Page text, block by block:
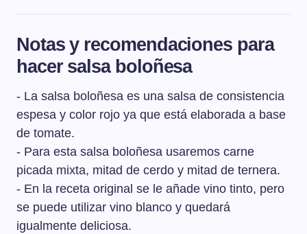
La principal diferencia entres la salsa napolitana y la
elaboración ni carne ni tocino, que sí lleva la salsa
boloñesa. Podemos decir que la salsa napolitana es
marinara.
Notas y recomendaciones para
hacer salsa boloñesa
- La salsa boloñesa es una salsa de consistencia
espesa y color rojo ya que está elaborada a base
de tomate.
- Para esta salsa boloñesa usaremos carne
picada mixta, mitad de cerdo y mitad de ternera.
- En la receta original se le añade vino tinto, pero
se puede utilizar vino blanco y quedará
igualmente deliciosa.